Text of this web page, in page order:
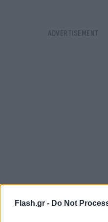
Flash.gr - Do Not
"ΕΛΛΗΝΙΚΗ ΔΗΜΟΚΡΑΤΙΑ